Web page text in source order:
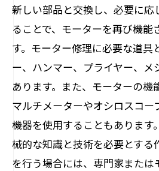
新しい部品と交換し、必要に応
ることで、モーターを再び機能
す。モーター修理に必要な道具
ー、ハンマー、プライヤー、メ
あります。また、モーターの機
マルチメーターやオシロスコー
機器を使用することもあります
械的な知識と技術を必要とする
を行う場合には、専門家または